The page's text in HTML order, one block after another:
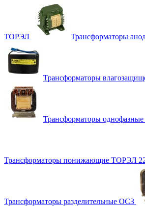
ТОРЭЛ Трансформаторы
Трансформаторы
Трансформаторы
Трансформаторы понижающие ТОРЭЛ
Трансформаторы разделительные ОСЗ